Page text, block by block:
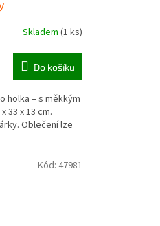
Skladem (1 ks)
Do košíku
holka – s měkkým
33 x 13 cm.
Oblečení lze
Kód: 47981